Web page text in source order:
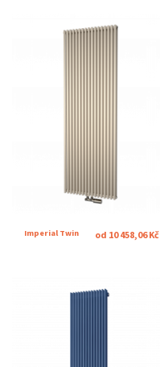
Imperial Twin od 10 458,06 Kč